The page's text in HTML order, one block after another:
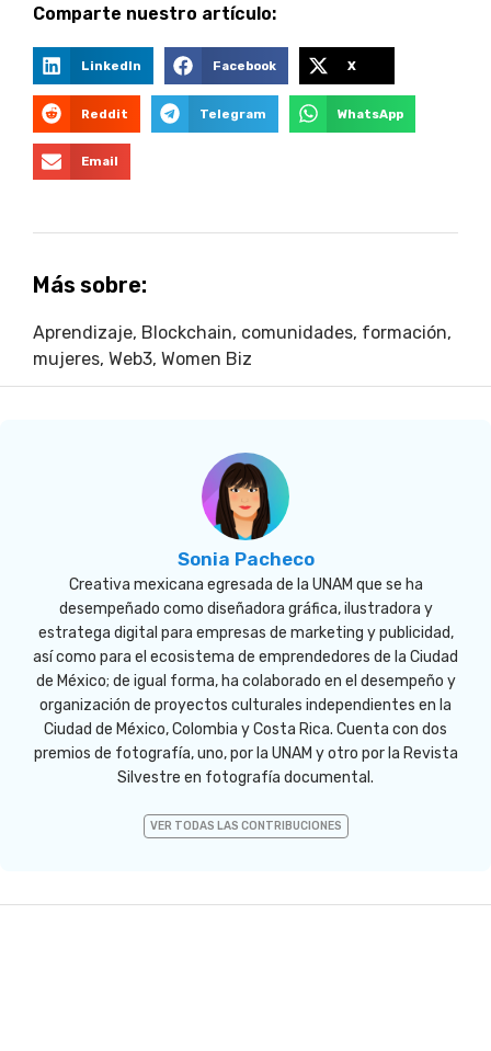
Comparte nuestro artículo:
LinkedIn Facebook X
Reddit Telegram WhatsApp
Email
Más sobre:
Aprendizaje, Blockchain, comunidades, formación,
mujeres, Web3, Women Biz
Sonia Pacheco
Creativa mexicana egresada de la UNAM que se ha
desempeñado como diseñadora gráfica, ilustradora y
estratega digital para empresas de marketing y publicidad,
así como para el ecosistema de emprendedores de la Ciudad
de México; de igual forma, ha colaborado en el desempeño y
organización de proyectos culturales independientes en la
Ciudad de México, Colombia y Costa Rica. Cuenta con dos
premios de fotografía, uno, por la UNAM y otro por la Revista
Silvestre en fotografía documental.
VER TODAS LAS CONTRIBUCIONES